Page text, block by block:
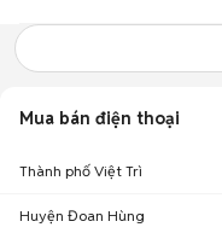
Mua bán điện thoại
Thành phố Việt Trì
Huyện Đoan Hùng